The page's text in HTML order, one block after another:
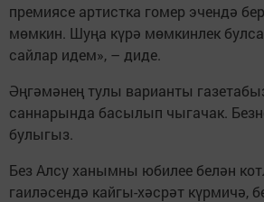
премиясе артистка гомер эчендә
мөмкин. Шуңа күрә мөмкинлек
сайлар идем», – диде.
Әңгәмәнең тулы варианты
саннарында басылып чыгачак.
булыгыз.
Без Алсу ханымны юбилее белән
гаиләсендә кайгы-хәсрәт күрмичә,